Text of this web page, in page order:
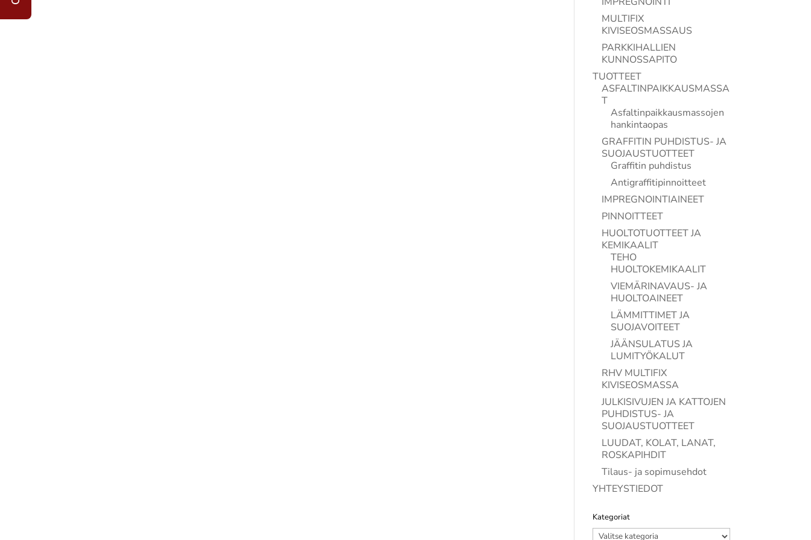
MULTIFIX
KIVISEOSMASSAUS
PARKKIHALLIEN
KUNNOSSAPITO
TUOTTEET
ASFALTINPAIKKAUSMASSA
T
Asfaltinpaikkausmassojen
hankintaopas
GRAFFITIN PUHDISTUS- JA
SUOJAUSTUOTTEET
Graffitin puhdistus
Antigraffitipinnoitteet
IMPREGNOINTIAINEET
PINNOITTEET
HUOLTOTUOTTEET JA
KEMIKAALIT
TEHO
HUOLTOKEMIKAALIT
VIEMÄRINAVAUS- JA
HUOLTOAINEET
LÄMMITTIMET JA
SUOJAVOITEET
JÄÄNSULATUS JA
LUMITYÖKALUT
RHV MULTIFIX
KIVISEOSMASSA
JULKISIVUJEN JA KATTOJEN
PUHDISTUS- JA
SUOJAUSTUOTTEET
LUUDAT, KOLAT, LANAT,
ROSKAPIHDIT
Tilaus- ja sopimusehdot
YHTEYSTIEDOT
Kategoriat
Kategoriat